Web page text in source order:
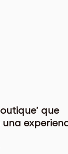
que